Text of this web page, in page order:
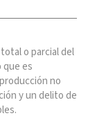
o parcial del
que es
no
y un delito de